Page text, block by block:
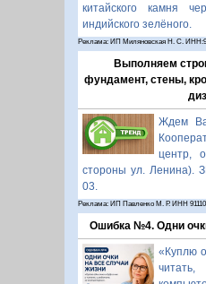
китайского камня
индийского зелёного.
Реклама: ИП Миляновская Н. С.
Выполняем
фундамент, стены,
Ждем
центр,
стороны ул. Ленина).
03.
Реклама: ИП Павленко М. Р. ИНН
Ошибка №4. Одни
«Куплю